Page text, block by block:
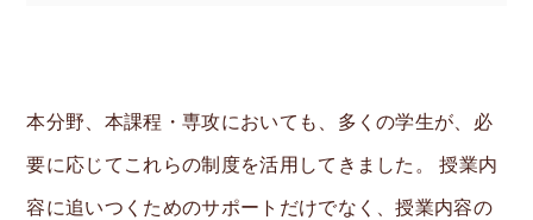
本分野、本課程・専攻においても、多くの学生が、必
要に応じてこれらの制度を活用してきました。 授業内
容に追いつくためのサポートだけでなく、授業内容の